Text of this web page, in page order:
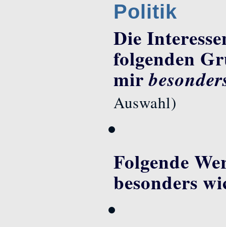
Politik
Die
folgenden
mir
Auswahl)
Folgende
besonders